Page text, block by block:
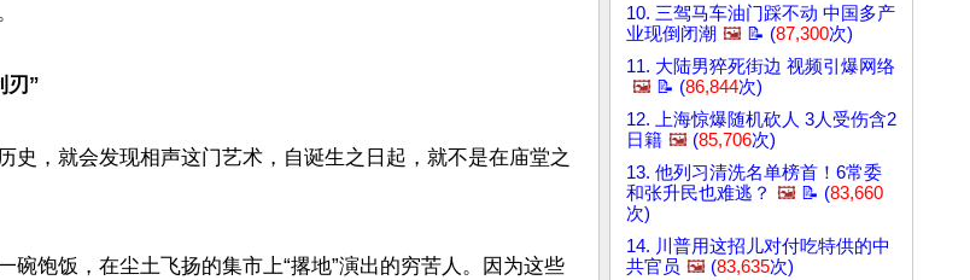
刃”
史，就会发现相声这门艺术，自诞生之日起，就不是在庙堂之
碗饱饭，在尘土飞扬的集市上“撂地”演出的穷苦人。因为这些
10. 三驾马车油门踩不动 中国多产
业现倒闭潮 🖼️ 📝 (87,300次)
11. 大陆男猝死街边 视频引爆网络
🖼️ 📝 (86,844次)
12. 上海惊爆随机砍人 3人受伤含2
日籍 🖼️ (85,706次)
13. 他列习清洗名单榜首！6常委
和张升民也难逃？ 🖼️ 📝 (83,660
次)
14. 川普用这招儿对付吃特供的中
共官员 🖼️ (83,635次)